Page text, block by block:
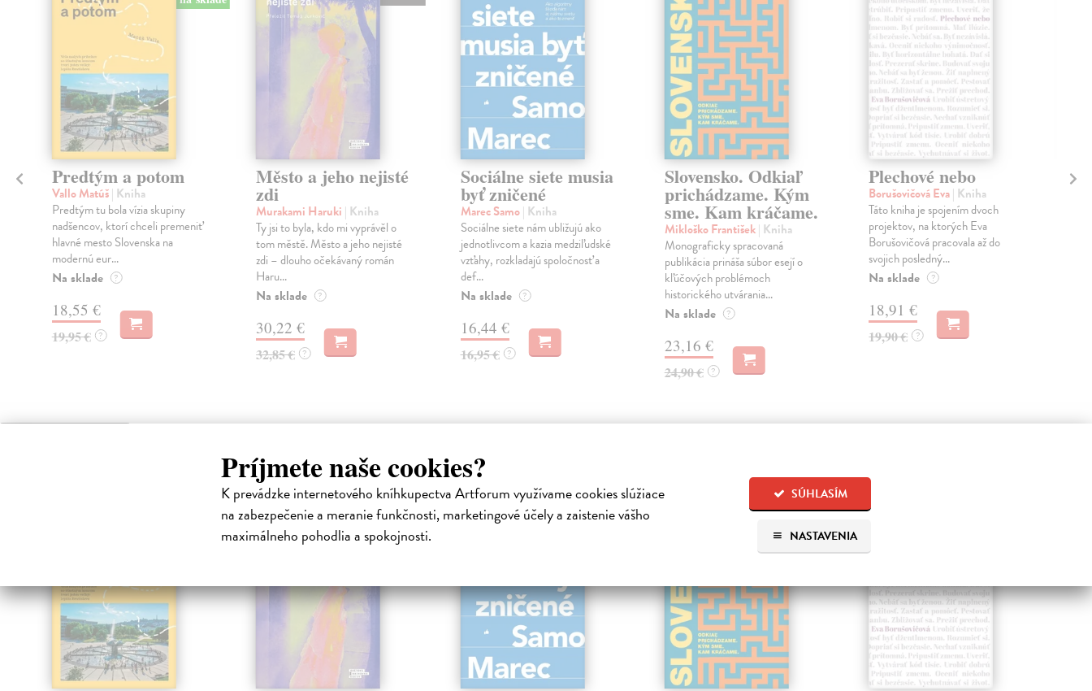
Príjmete naše cookies?
K prevádzke internetového kníhkupectva Artforum využívame cookies slúžiace
na zabezpečenie a meranie funkčnosti, marketingové účely a zaistenie vášho
maximálneho pohodlia a spokojnosti.
SÚHLASÍM
NASTAVENIA
Predtým a potom
Vallo Matúš| Kniha
Predtým tu bola vízia skupiny
nadšencov, ktorí chceli premeniť
hlavné mesto Slovenska na
modernú eur...
Na sklade ?
18,55 €
19,95 € ?
Město a jeho nejisté
zdi
Murakami Haruki | Kniha
Ty jsi to byla, kdo mi vyprávěl o
tom městě. Město a jeho nejisté
zdi – dlouho očekávaný román
Haru...
Na sklade ?
30,22 €
32,85 € ?
Sociálne siete musia
byť zničené
Marec Samo| Kniha
Sociálne siete nám ubližujú ako
jednotlivcom a kazia medziľudské
vzťahy, rozkladajú spoločnosť a
def...
Na sklade ?
16,44 €
16,95 € ?
Slovensko. Odkiaľ
prichádzame. Kým
sme. Kam kráčame.
Mikloško František| Kniha
Monograficky spracovaná
publikácia prináša súbor esejí o
kľúčových problémoch
historického utvárania...
Na sklade ?
23,16 €
24,90 € ?
Plechové nebo
Borušovičová Eva| Kniha
Táto kniha je spojením dvoch
projektov, na ktorých Eva
Borušovičová pracovala až do
svojich posledný...
Na sklade ?
18,91 €
19,90 € ?
Čitatelia s podobným vkusom si kúpili aj:
na sklade
na sklade na sklade